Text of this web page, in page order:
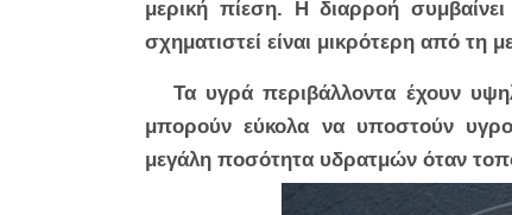
μερική πίεση. Η διαρροή
σχηματιστεί είναι μικρότερη από
Τα υγρά περιβάλλοντα έχουν
μπορούν εύκολα να υποστούν
μεγάλη ποσότητα υδρατμών όταν